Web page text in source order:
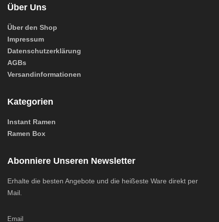
Über Uns
Über den Shop
Impressum
Datenschutzerklärung
AGBs
Versandinformationen
Kategorien
Instant Ramen
Ramen Box
Abonniere Unseren Newsletter
Erhalte die besten Angebote und die heißeste Ware direkt per
Mail.
Email